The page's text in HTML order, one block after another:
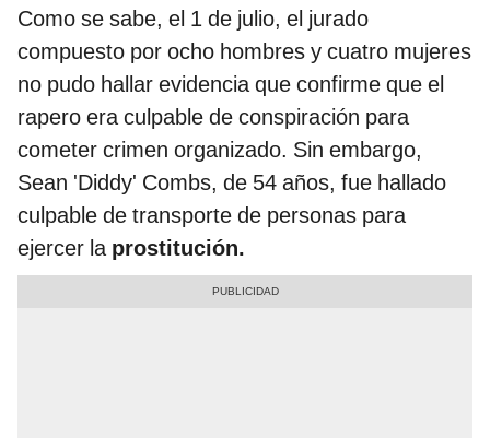
Como se sabe, el 1 de julio, el jurado
compuesto por ocho hombres y cuatro mujeres
no pudo hallar evidencia que confirme que el
rapero era culpable de conspiración para
cometer crimen organizado. Sin embargo,
Sean 'Diddy' Combs, de 54 años, fue hallado
culpable de transporte de personas para
ejercer la prostitución.